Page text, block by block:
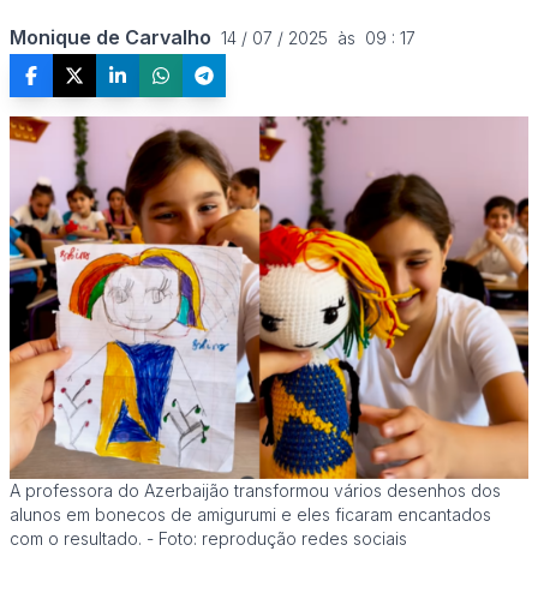
Monique de Carvalho 14 / 07 / 2025  às  09 : 17
A professora do Azerbaijão transformou vários desenhos dos
alunos em bonecos de amigurumi e eles ficaram encantados
com o resultado. - Foto: reprodução redes sociais